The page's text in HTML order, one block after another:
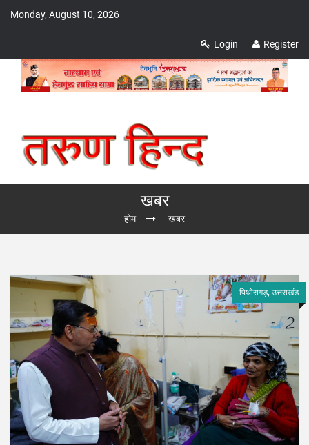
Monday, August 10, 2026
Login Register
खबर
होम खबर
पिथोरागड़, उत्तराखंड